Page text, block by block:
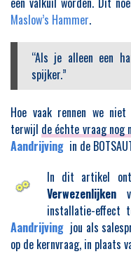
Maslow’s Hammer.
“Als je alleen een
spijker.”
Hoe vaak rennen we
terwijl de échte vraag nog
Aandrijving in de
In dit artikel
Verwezenlijken
installatie-effect
Aandrijving jou als
op de kernvraag, in plaats